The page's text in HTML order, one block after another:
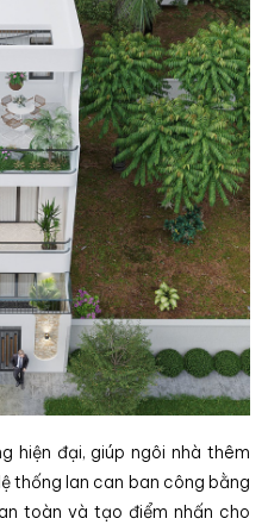
hiện đại, giúp ngôi nhà thêm
thống lan can ban công bằng
toàn và tạo điểm nhấn cho